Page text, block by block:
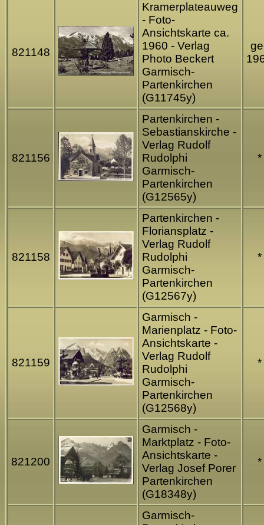
821148
Kramerplateauweg
- Foto-
Ansichtskarte ca.
1960 - Verlag
Photo Beckert
Garmisch-
Partenkirchen
(G11745y)
821156
Partenkirchen -
Sebastianskirche -
Verlag Rudolf
Rudolphi
Garmisch-
Partenkirchen
(G12565y)
*
821158
Partenkirchen -
Floriansplatz -
Verlag Rudolf
Rudolphi
Garmisch-
Partenkirchen
(G12567y)
*
821159
Garmisch -
Marienplatz - Foto-
Ansichtskarte -
Verlag Rudolf
Rudolphi
Garmisch-
Partenkirchen
(G12568y)
*
821200
Garmisch -
Marktplatz - Foto-
Ansichtskarte -
Verlag Josef Porer
Partenkirchen
(G18348y)
*
Garmisch-